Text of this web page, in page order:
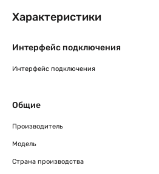
Характеристики
Интерфейс подключения
Интерфейс подключения
Общие
Производитель
Модель
Страна производства